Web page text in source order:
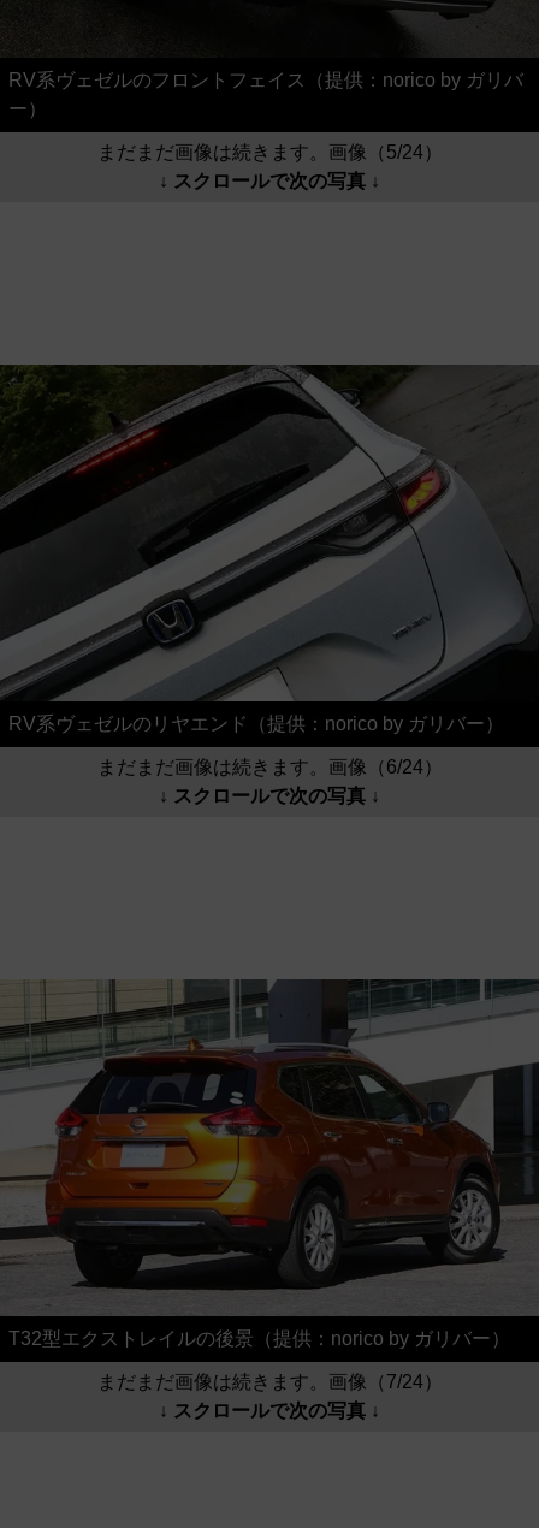
RV系ヴェゼルのフロントフェイス（提供：norico by ガリバ
ー）
まだまだ画像は続きます。画像（5/24）
↓ スクロールで次の写真 ↓
RV系ヴェゼルのリヤエンド（提供：norico by ガリバー）
まだまだ画像は続きます。画像（6/24）
↓ スクロールで次の写真 ↓
T32型エクストレイルの後景（提供：norico by ガリバー）
まだまだ画像は続きます。画像（7/24）
↓ スクロールで次の写真 ↓